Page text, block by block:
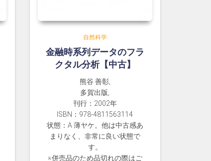
自然科学
金融時系列データのフラ
クタル分析【中古】
熊谷 善彰,
多賀出版,
刊行：2002年
ISBN：978-4811563114
状態：A 薄ヤケ。他は中古感あ
まりなく、非常に良い状態で
す。
※併売品のため品切れの際はご